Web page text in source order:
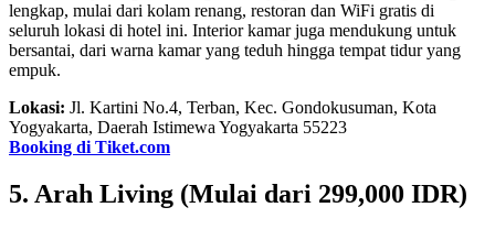
lengkap, mulai dari kolam renang, restoran dan WiFi gratis di
seluruh lokasi di hotel ini. Interior kamar juga mendukung untuk
bersantai, dari warna kamar yang teduh hingga tempat tidur yang
empuk.
Lokasi: Jl. Kartini No.4, Terban, Kec. Gondokusuman, Kota
Yogyakarta, Daerah Istimewa Yogyakarta 55223
Booking di Tiket.com
5. Arah Living (Mulai dari 299,000 IDR)